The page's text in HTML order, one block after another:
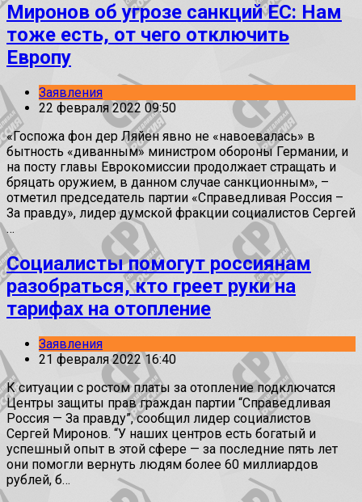
Миронов об угрозе санкций ЕС: Нам
тоже есть, от чего отключить
Европу
Заявления
22 февраля 2022 09:50
«Госпожа фон дер Ляйен явно не «навоевалась» в
бытность «диванным» министром обороны Германии, и
на посту главы Еврокомиссии продолжает стращать и
бряцать оружием, в данном случае санкционным», –
отметил председатель партии «Справедливая Россия –
За правду», лидер думской фракции социалистов Сергей
…
Социалисты помогут россиянам
разобраться, кто греет руки на
тарифах на отопление
Заявления
21 февраля 2022 16:40
К ситуации с ростом платы за отопление подключатся
Центры защиты прав граждан партии “Справедливая
Россия — За правду”, сообщил лидер социалистов
Сергей Миронов. “У наших центров есть богатый и
успешный опыт в этой сфере — за последние пять лет
они помогли вернуть людям более 60 миллиардов
рублей, б…